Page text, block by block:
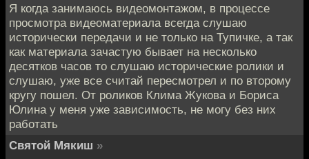
Я когда занимаюсь видеомонтажом, в процессе
просмотра видеоматериала всегда слушаю
исторически передачи и не только на Тупичке, а так
как материала зачастую бывает на несколько
десятков часов то слушаю исторические ролики и
слушаю, уже все считай пересмотрел и по второму
кругу пошел. От роликов Клима Жукова и Бориса
Юлина у меня уже зависимость, не могу без них
работать
Святой Мякиш »